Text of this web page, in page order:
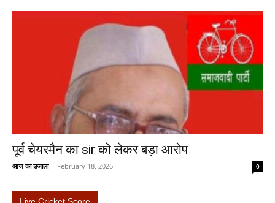
पूर्व चेयरमैन का sir को लेकर बड़ा आरोप
आज का उजाला - February 18, 2026 0